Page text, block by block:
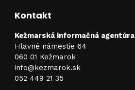
Kontakt
Kežmarská informačná agentúra
Hlavné námestie 64
060 01 Kežmarok
info@kezmarok.sk
052 449 21 35